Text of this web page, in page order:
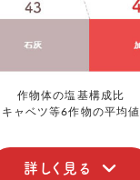
作物体の塩基構成比
キャベツ等6作物の平均値
詳しく見る